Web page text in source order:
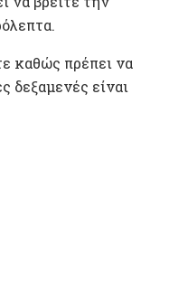
καθώς πρέπει να
δεξαμενές είναι